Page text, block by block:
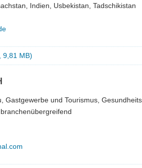
Indien, Usbekistan, Tadschikistan
9,81 MB)
Gastgewerbe und Tourismus,